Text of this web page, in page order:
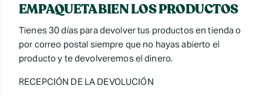
EMPAQUETA BIEN LOS PRODUCTOS
Tienes 30 días para devolver tus productos en tienda o
por correo postal siempre que no hayas abierto el
producto y te devolveremos el dinero.
RECEPCIÓN DE LA DEVOLUCIÓN